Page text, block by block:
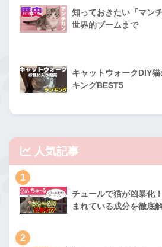
知っておきたい『マン
世界的ブームまで
キャットウォークDIY
キングBEST5
人気記事
1
チュールで猫が凶暴化
まれている成分を徹底
2